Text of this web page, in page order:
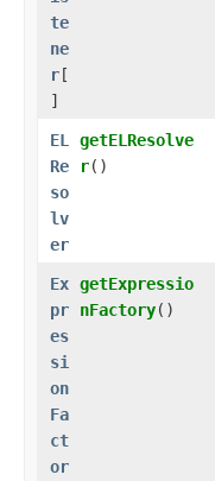
te
ne
r[
]
EL
Re
so
lv
er
getELResolve
r()
Ex
pr
es
si
on
Fa
ct
or
getExpressio
nFactory()